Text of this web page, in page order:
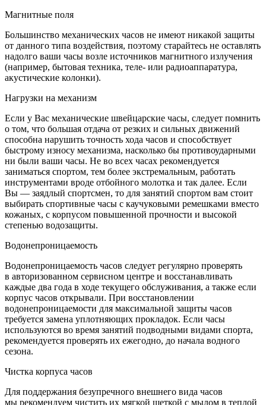
Магнитные поля
Большинство механических часов не имеют никакой защиты
от данного типа воздействия, поэтому старайтесь не оставлять
надолго ваши часы возле источников магнитного излучения
(например, бытовая техника, теле- или радиоаппаратура,
акустические колонки).
Нагрузки на механизм
Если у Вас механические швейцарские часы, следует помнить
о том, что большая отдача от резких и сильных движений
способна нарушить точность хода часов и способствует
быстрому износу механизма, насколько бы противоударными
ни были ваши часы. Не во всех часах рекомендуется
заниматься спортом, тем более экстремальным, работать
инструментами вроде отбойного молотка и так далее. Если
Вы — заядлый спортсмен, то для занятий спортом вам стоит
выбирать спортивные часы с каучуковыми ремешками вместо
кожаных, с корпусом повышенной прочности и высокой
степенью водозащиты.
Водонепроницаемость
Водонепроницаемость часов следует регулярно проверять
в авторизованном сервисном центре и восстанавливать
каждые два года в ходе текущего обслуживания, а также если
корпус часов открывали. При восстановлении
водонепроницаемости для максимальной защиты часов
требуется замена уплотняющих прокладок. Если часы
используются во время занятий подводными видами спорта,
рекомендуется проверять их ежегодно, до начала водного
сезона.
Чистка корпуса часов
Для поддержания безупречного внешнего вида часов
мы рекомендуем чистить их мягкой щеткой с мылом в теплой